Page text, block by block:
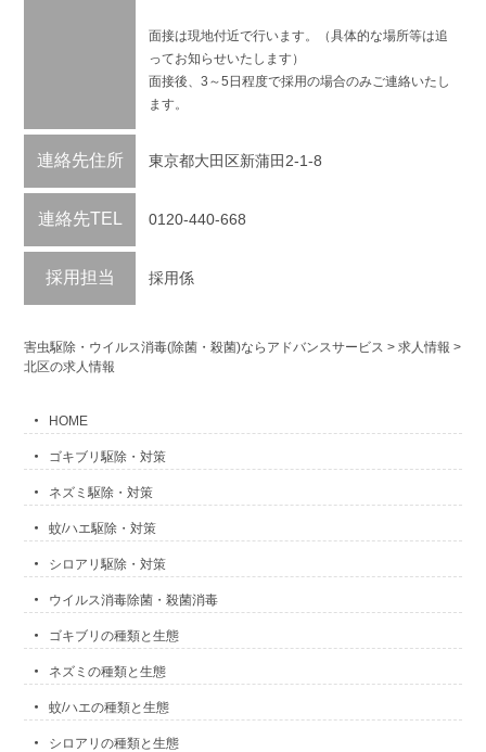
面接は現地付近で行います。（具体的な場所等は追
ってお知らせいたします）
面接後、3～5日程度で採用の場合のみご連絡いたし
ます。
連絡先住所 東京都大田区新蒲田2-1-8
連絡先TEL 0120-440-668
採用担当 採用係
害虫駆除・ウイルス消毒(除菌・殺菌)ならアドバンスサービス >求人情報 >
北区の求人情報
HOME
ゴキブリ駆除・対策
ネズミ駆除・対策
蚊/ハエ駆除・対策
シロアリ駆除・対策
ウイルス消毒除菌・殺菌消毒
ゴキブリの種類と生態
ネズミの種類と生態
蚊/ハエの種類と生態
シロアリの種類と生態